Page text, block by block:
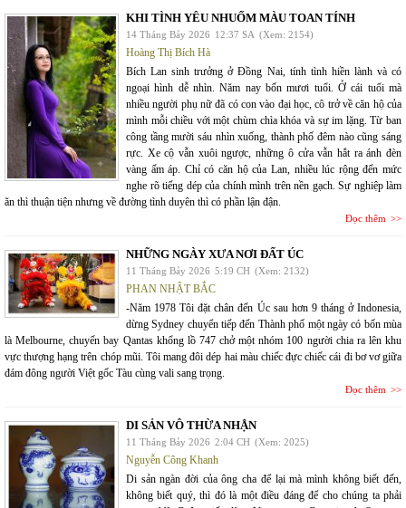
KHI TÌNH YÊU NHUỐM MÀU TOAN TÍNH
14 Tháng Bảy 2026 12:37 SA (Xem: 2154)
Hoàng Thị Bích Hà
Bích Lan sinh trưởng ở Đồng Nai, tính tình hiền lành và có
ngoại hình dễ nhìn. Năm nay bốn mươi tuổi. Ở cái tuổi mà
nhiều người phụ nữ đã có con vào đại học, cô trở về căn hộ của
mình mỗi chiều với một chùm chìa khóa và sự im lặng. Từ ban
công tầng mười sáu nhìn xuống, thành phố đêm nào cũng sáng
rực. Xe cộ vẫn xuôi ngược, những ô cửa vẫn hắt ra ánh đèn
vàng ấm áp. Chỉ có căn hộ của Lan, nhiều lúc rộng đến mức
nghe rõ tiếng dép của chính mình trên nền gạch. Sự nghiệp làm
ăn thì thuận tiện nhưng về đường tình duyên thì có phần lận đận.
Đọc thêm
NHỮNG NGÀY XƯA NƠI ĐẤT ÚC
11 Tháng Bảy 2026 5:19 CH (Xem: 2132)
PHAN NHẬT BẮC
-Năm 1978 Tôi đặt chân đến Úc sau hơn 9 tháng ở Indonesia,
dừng Sydney chuyển tiếp đến Thành phố một ngày có bốn mùa
là Melbourne, chuyến bay Qantas khổng lồ 747 chở một nhóm 100 người chia ra lên khu
vực thượng hạng trên chóp mũi. Tôi mang đôi dép hai màu chiếc đực chiếc cái đi bơ vơ giữa
đám đông người Việt gốc Tàu cùng vali sang trọng.
Đọc thêm
DI SẢN VÔ THỪA NHẬN
11 Tháng Bảy 2026 2:04 CH (Xem: 2025)
Nguyễn Công Khanh
Di sản ngàn đời của ông cha để lại mà mình không biết đến,
không biết quý, thì đó là một điều đáng để cho chúng ta phải